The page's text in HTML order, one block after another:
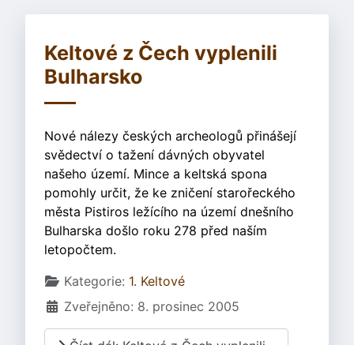
Keltové z Čech vyplenili
Bulharsko
Nové nálezy českých archeologů přinášejí
svědectví o tažení dávných obyvatel
našeho území. Mince a keltská spona
pomohly určit, že ke zničení starořeckého
města Pistiros ležícího na území dnešního
Bulharska došlo roku 278 před naším
letopočtem.
Základní údaje
Kategorie: 1. Keltové
Zveřejněno: 8. prosinec 2005